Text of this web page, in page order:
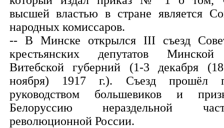
высшей властью в стране является
народных комиссаров.
-- В Минске открылся III съезд
крестьянских депутатов
Витебской губерний (1-3 декабря
ноября) 1917 г.). Съезд прошёл
руководством большевиков и
Белоруссию нераздельной
революционной России.